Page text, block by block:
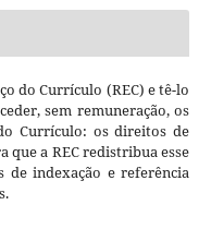
do Currículo (REC) e tê-lo
sem remuneração, os
Currículo: os direitos de
que a REC redistribua esse
de indexação e referência